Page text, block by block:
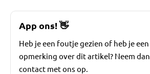
App ons!👋
Heb je een foutje gezien of heb je een
opmerking over dit artikel? Neem dan
contact met ons op.